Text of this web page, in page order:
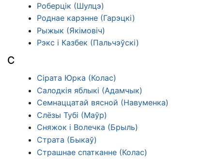
Роберцік (Шулцэ)
Роднае карэнне (Гарэцкі)
Рыжык (Якімовіч)
Рэкс і Казбек (Пальчэўскі)
С
Сірата Юрка (Колас)
Салодкія яблыкі (Адамчык)
Семнаццатай вясной (Навуменка)
Слёзы Тубі (Маўр)
Сняжок і Волечка (Брыль)
Страта (Быкаў)
Страшнае спатканне (Колас)